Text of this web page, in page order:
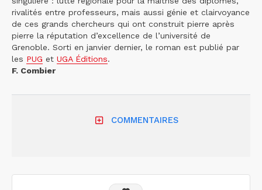
rivalités entre professeurs, mais aussi génie et clairvoyance
de ces grands chercheurs qui ont construit pierre après
pierre la réputation d’excellence de l’université de
Grenoble. Sorti en janvier dernier, le roman est publié par
les PUG et UGA Éditions.
F. Combier
COMMENTAIRES